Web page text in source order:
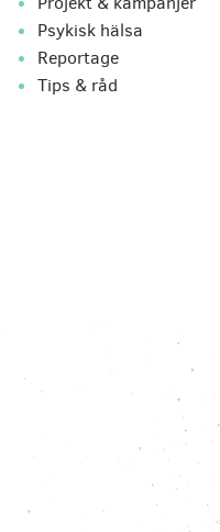
Psykisk hälsa
Reportage
Tips & råd